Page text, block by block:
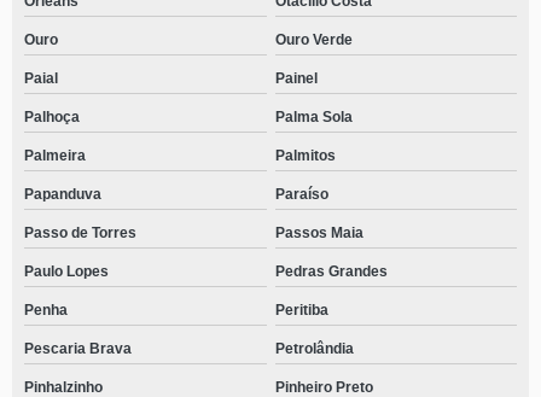
Ouro Ouro Verde
Paial Painel
Palhoça Palma Sola
Palmeira Palmitos
Papanduva Paraíso
Passo de Torres Passos Maia
Paulo Lopes Pedras Grandes
Penha Peritiba
Pescaria Brava Petrolândia
Pinhalzinho Pinheiro Preto